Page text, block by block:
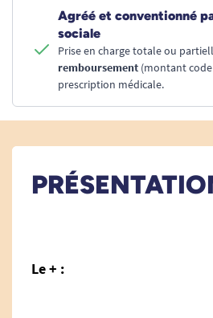
Agréé et conventionné
sociale
Prise en charge totale ou
remboursement (montant code
prescription médicale.
Le + :